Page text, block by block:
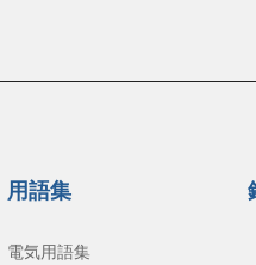
用語集
電気用語集